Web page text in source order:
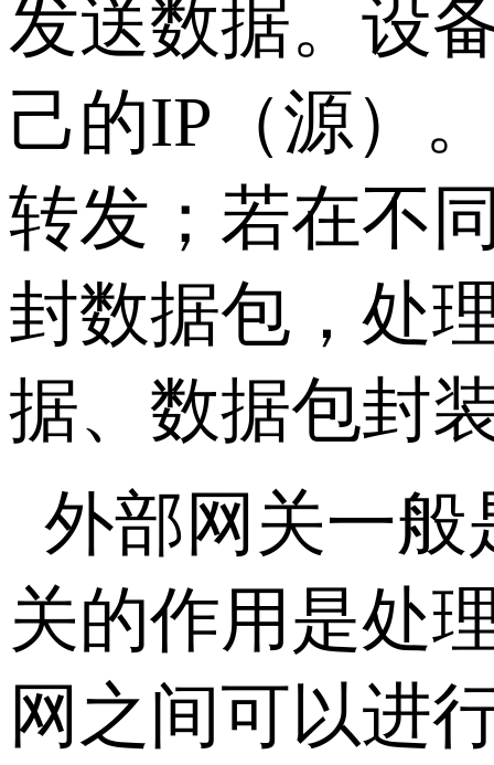
发送数据。设
己的IP（源）
转发；若在不
封数据包，处
据、数据包封
外部网关一般
关的作用是处
网之间可以进